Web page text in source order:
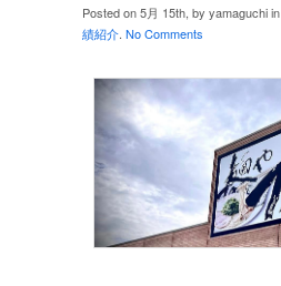
Posted on 5月 15th, by yamaguchi in
績紹介. No Comments